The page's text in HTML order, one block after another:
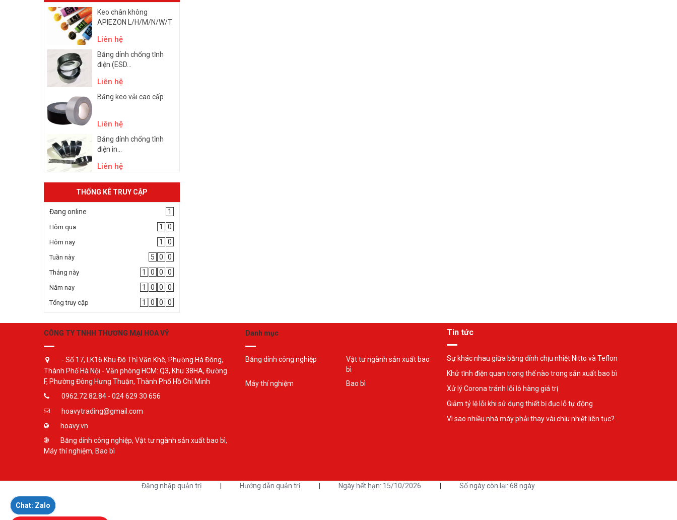
Keo chân không
APIEZON L/H/M/N/W/T
Liên hệ
Băng dính chống tĩnh
điện (ESD...
Liên hệ
Băng keo vải cao cấp
Liên hệ
Băng dính chống tĩnh
điện in...
Liên hệ
THỐNG KÊ TRUY CẬP
Đang online 1
Hôm qua 1 0
Hôm nay 1 0
Tuần này 5 0 0
Tháng này 1 0 0 0
Năm nay 1 0 0 0
Tổng truy cập 1 0 0 0
CÔNG TY TNHH THƯƠNG MẠI HOA VỸ
- Số 17, LK16 Khu Đô Thị Văn Khê, Phường Hà Đông,
Thành Phố Hà Nội - Văn phòng HCM: Q3, Khu 38HA, Đường
F, Phường Đông Hưng Thuận, Thành Phố Hồ Chí Minh
0962.72.82.84 - 024 629 30 656
hoavytrading@gmail.com
hoavy.vn
Băng dính công nghiệp, Vật tư ngành sản xuất bao bì,
Máy thí nghiệm, Bao bì
Chat: Zalo
Danh mục
Băng dính công nghiệp
Vật tư ngành sản xuất bao
bì
Máy thí nghiệm
Bao bì
Tin tức
Sự khác nhau giữa băng dính chịu nhiệt Nitto và Teflon
Khử tĩnh điện quan trọng thế nào trong sản xuất bao bì
Xử lý Corona tránh lỗi lô hàng giá trị
Giảm tỷ lệ lỗi khi sử dụng thiết bị đục lỗ tự động
Vì sao nhiều nhà máy phải thay vài chịu nhiệt liên tục?
Đăng nhập quản trị Hướng dẫn quản trị Ngày hết hạn: 15/10/2026 Số ngày còn lại: 68 ngày